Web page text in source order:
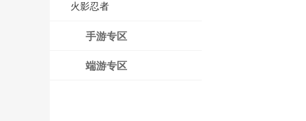
火影忍者
手游专区
端游专区